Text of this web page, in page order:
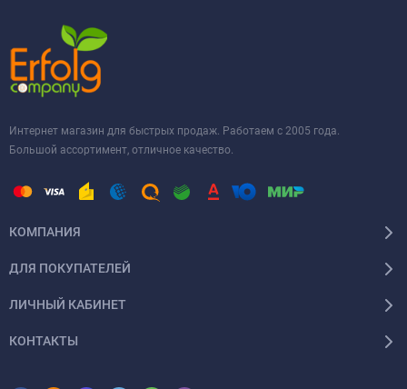
Интернет магазин для быстрых продаж. Работаем с 2005 года.
Большой ассортимент, отличное качество.
КОМПАНИЯ
ДЛЯ ПОКУПАТЕЛЕЙ
ЛИЧНЫЙ КАБИНЕТ
КОНТАКТЫ